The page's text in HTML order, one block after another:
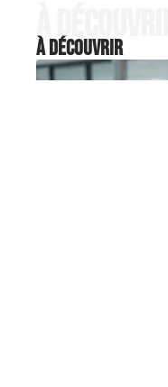
À découvrir
À découvrir